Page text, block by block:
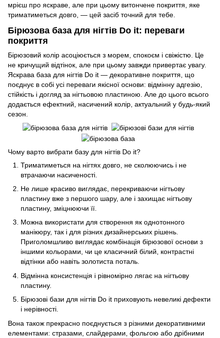
мрієш про яскраве, але при цьому витончене покриття, яке
триматиметься довго, — цей засіб точний для тебе.
Бірюзова база для нігтів Do it: переваги
покриття
Бірюзовий колір асоціюється з морем, спокоєм і свіжістю. Це
не кричущий відтінок, але при цьому завжди привертає увагу.
Яскрава база для нігтів Do it — декоративне покриття, що
поєднує в собі усі переваги якісної основи: відмінну адгезію,
стійкість і догляд за нігтьовою пластиною. Але до цього всього
додається ефектний, насичений колір, актуальний у будь-який
сезон.
Чому варто вибрати базу для нігтів Do it?
Триматиметься на нігтях довго, не сколюючись і не
втрачаючи насиченості.
Не лише красиво виглядає, перекриваючи нігтьову
пластину вже з першого шару, але і захищає нігтьову
пластину, зміцнюючи її.
Можна використати для створення як однотонного
манікюру, так і для різних дизайнерських рішень.
Приголомшливо виглядає комбінація бірюзової основи з
іншими кольорами, чи це класичний білий, контрастні
відтінки або навіть золотиста поталь.
Відмінна консистенція і рівномірно лягає на нігтьову
пластину.
Бірюзові бази для нігтів Do it приховують невеликі дефекти
і нерівності.
Вона також прекрасно поєднується з різними декоративними
елементами: стразами, слайдерами, фольгою або дрібними